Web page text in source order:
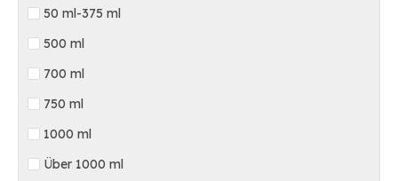
50 ml-375 ml
500 ml
700 ml
750 ml
1000 ml
Über 1000 ml